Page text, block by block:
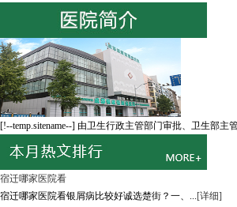
[!--temp.sitename--] 由卫生行政主管部门审批、卫生部
宿迁哪家医院看
宿迁哪家医院看银屑病比较好诚选楚街？一、...[详细]